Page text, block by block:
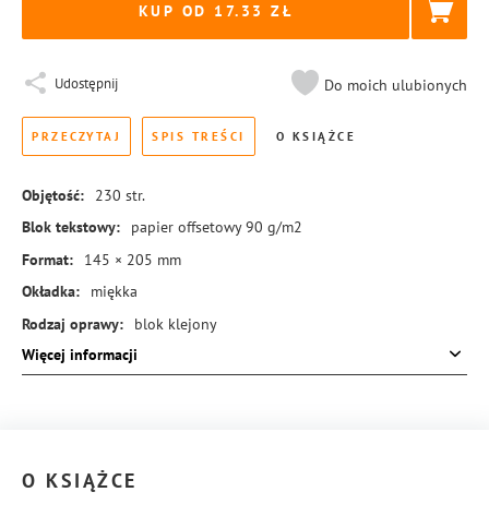
KUP OD 17.33
Udostępnij Do moich ulubionych
PRZECZYTAJ SPIS TREŚCI O KSIĄŻCE
Objętość: 230 str.
Blok tekstowy:
papier offsetowy 90 g/m2
Format:
145 × 205 mm
Okładka:
miękka
Rodzaj oprawy:
blok klejony
ISBN:
978-83-8455-563-7
Więcej informacji
O KSIĄŻCE